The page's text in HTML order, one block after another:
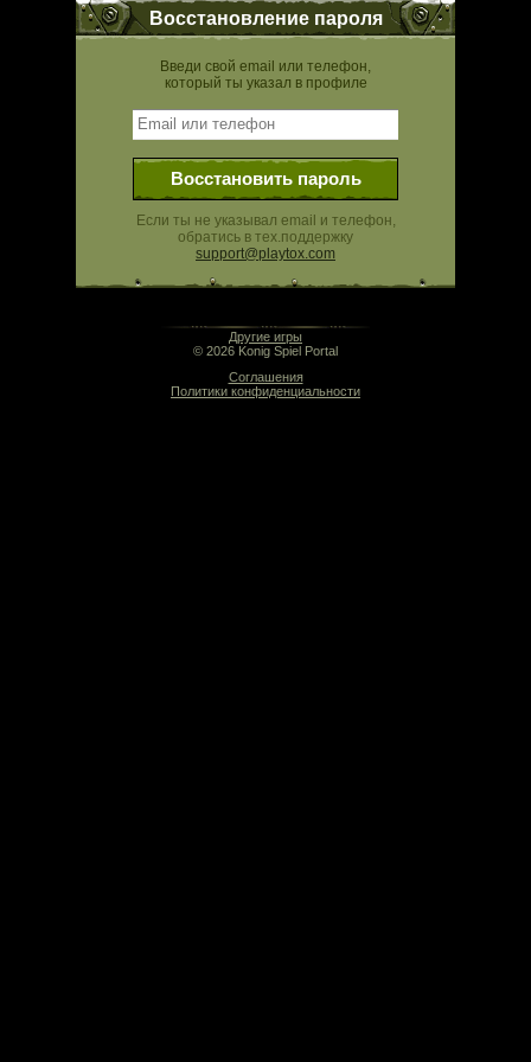
Восстановление пароля
Введи свой email или телефон,
который ты указал в профиле
Восстановить пароль
Если ты не указывал email и телефон,
обратись в тех.поддержку
support@playtox.com
Другие игры
© 2026 Konig Spiel Portal
Соглашения
Политики конфиденциальности